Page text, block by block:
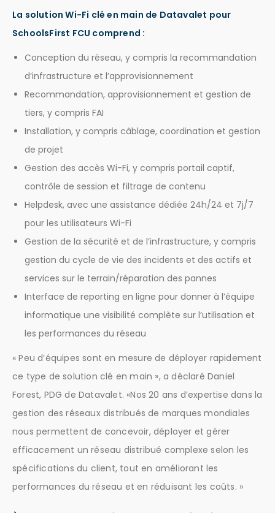
La solution Wi-Fi clé en main de Datavalet pour
SchoolsFirst FCU comprend :
Conception du réseau, y compris la recommandation
d’infrastructure et l’approvisionnement
Recommandation, approvisionnement et gestion de
tiers, y compris FAI
Installation, y compris câblage, coordination et gestion
de projet
Gestion des accès Wi-Fi, y compris portail captif,
contrôle de session et filtrage de contenu
Helpdesk, avec une assistance dédiée 24h/24 et 7j/7
pour les utilisateurs Wi-Fi
Gestion de la sécurité et de l’infrastructure, y compris
gestion du cycle de vie des incidents et des actifs et
services sur le terrain/réparation des pannes
Interface de reporting en ligne pour donner à l’équipe
informatique une visibilité complète sur l’utilisation et
les performances du réseau
« Peu d’équipes sont en mesure de déployer rapidement
ce type de solution clé en main », a déclaré Daniel
Forest, PDG de Datavalet. «Nos 20 ans d’expertise dans la
gestion des réseaux distribués de marques mondiales
nous permettent de concevoir, déployer et gérer
efficacement un réseau distribué complexe selon les
spécifications du client, tout en améliorant les
performances du réseau et en réduisant les coûts. »